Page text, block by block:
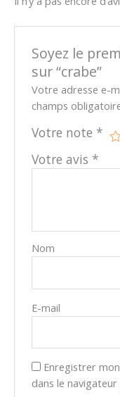
Soyez le
sur “crabe”
Votre adresse e-
champs
Votre note *
Votre avis *
Nom
E-mail
Enregistrer
dans le